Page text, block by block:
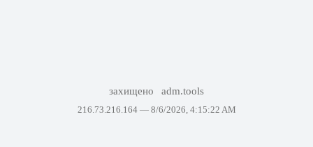
захищено adm.tools
216.73.216.164 — 8/6/2026, 4:15:22 AM